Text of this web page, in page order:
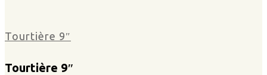
Tourtière 9″
Tourtière 9″